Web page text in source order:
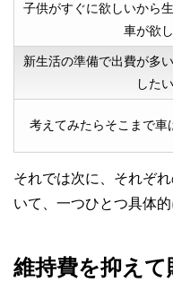
子供がすぐに欲しいから
車が欲
新生活の準備で出費が多
したい
考えてみたらそこまで車
それでは次に、それぞ
いて、一つひとつ具体
維持費を抑え